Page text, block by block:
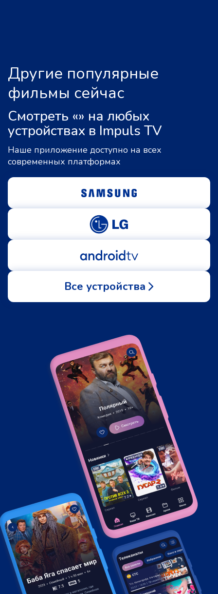
Другие популярные
фильмы сейчас
Смотреть «» на любых
устройствах в Impuls TV
Наше приложение доступно на всех
современных платформах
Все устройства